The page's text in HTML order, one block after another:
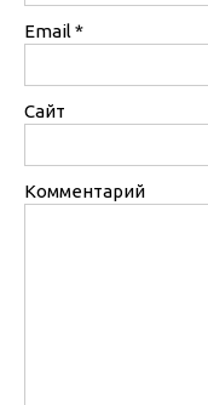
Email *
Сайт
Комментарий